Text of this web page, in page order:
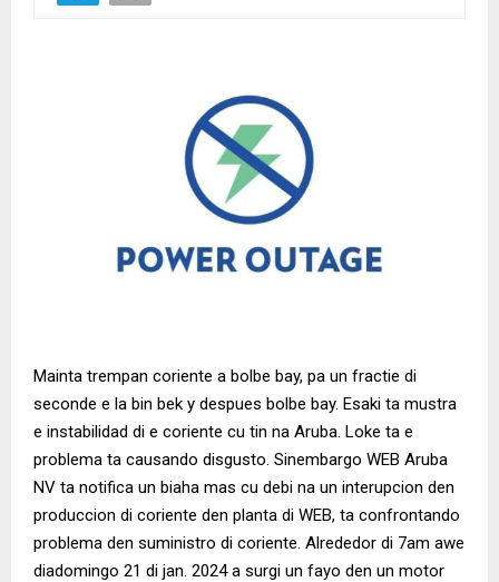
Mainta trempan coriente a bolbe bay, pa un fractie di
seconde e la bin bek y despues bolbe bay. Esaki ta mustra
e instabilidad di e coriente cu tin na Aruba. Loke ta e
problema ta causando disgusto. Sinembargo WEB Aruba
NV ta notifica un biaha mas cu debi na un interupcion den
produccion di coriente den planta di WEB, ta confrontando
problema den suministro di coriente. Alrededor di 7am awe
diadomingo 21 di jan. 2024 a surgi un fayo den un motor